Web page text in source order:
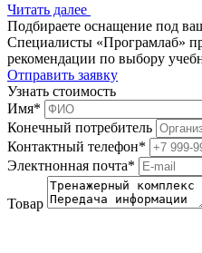
Читать далее
Подбираете оснащение под
Специалисты «Програмлаб»
рекомендации по выбору
Отправить заявку
Узнать стоимость
Имя*
Конечный потребитель
Контактный телефон*
Электнонная почта*
Товар